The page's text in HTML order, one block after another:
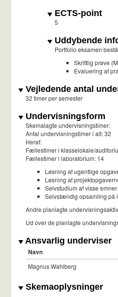
ECTS-point
5
Uddybende
Portfolio eksamen
Skriftlig prøve
Evaluering af
Vejledende antal
32 timer per semester
Undervisningsform
Skemalagte undervisningstimer:
Antal undervisningstimer i alt: 32
Heraf:
Fællestimer i klasselokale/
Fællestimer i laboratorium: 14
Løsning af ugentlige
Løsning af
Selvstudium af visse
Selvstændig opsamling på
Andre planlagte
Ud over de planlagte
Ansvarlig underviser
Navn
Magnus Wahlberg
Skemaoplysninger